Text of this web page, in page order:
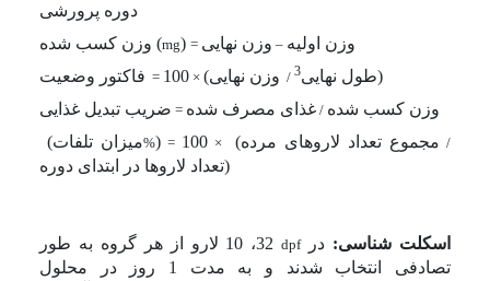
دوره پرورشی
) وزن کسب شدهmg( = وزن نهایی – وزن اولیه
فاکتور وضعیت = 100 × وزن نهایی) / (طول نهایی3
ضریب تبدیل غذایی = غذای مصرف شده / وزن کسب شده
)میزان تلفات%( = 100 × مجموع تعداد لاروهای مرده) /
(تعداد لاروها در ابتدای دوره
اسکلت شناسی: درdpf
32، 10 لارو از هر گروه به طور
تصادفی انتخاب شدند و به مدت 1 روز در محلول